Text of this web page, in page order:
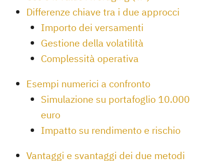
Differenze chiave tra i due approcci
Importo dei versamenti
Gestione della volatilità
Complessità operativa
Esempi numerici a confronto
Simulazione su portafoglio 10.000
euro
Impatto su rendimento e rischio
Vantaggi e svantaggi dei due metodi